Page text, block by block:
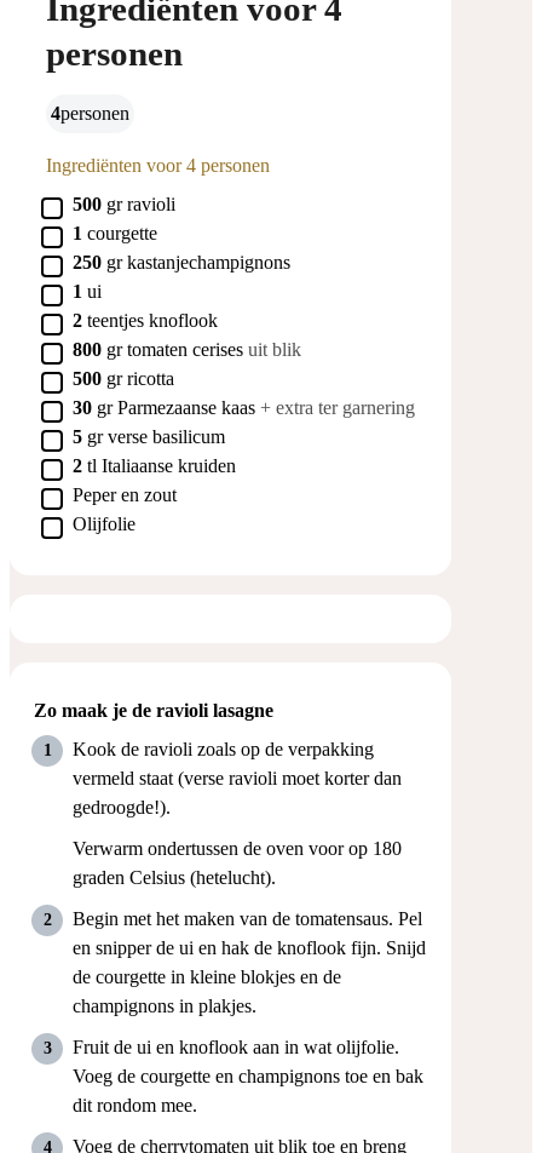
Ingrediënten voor 4
personen
4 personen
Ingrediënten voor 4 personen
▢
500 gr ravioli
▢
1 courgette
▢
250 gr kastanjechampignons
▢
1 ui
▢
2 teentjes knoflook
▢
800 gr tomaten cerises uit blik
▢
500 gr ricotta
▢
30 gr Parmezaanse kaas + extra ter garnering
▢
5 gr verse basilicum
▢
2 tl Italiaanse kruiden
▢
Peper en zout
▢
Olijfolie
Zo maak je de ravioli lasagne
Kook de ravioli zoals op de verpakking
vermeld staat (verse ravioli moet korter dan
gedroogde!).
Verwarm ondertussen de oven voor op 180
graden Celsius (hetelucht).
Begin met het maken van de tomatensaus. Pel
en snipper de ui en hak de knoflook fijn. Snijd
de courgette in kleine blokjes en de
champignons in plakjes.
Fruit de ui en knoflook aan in wat olijfolie.
Voeg de courgette en champignons toe en bak
dit rondom mee.
Voeg de cherrytomaten uit blik toe en breng